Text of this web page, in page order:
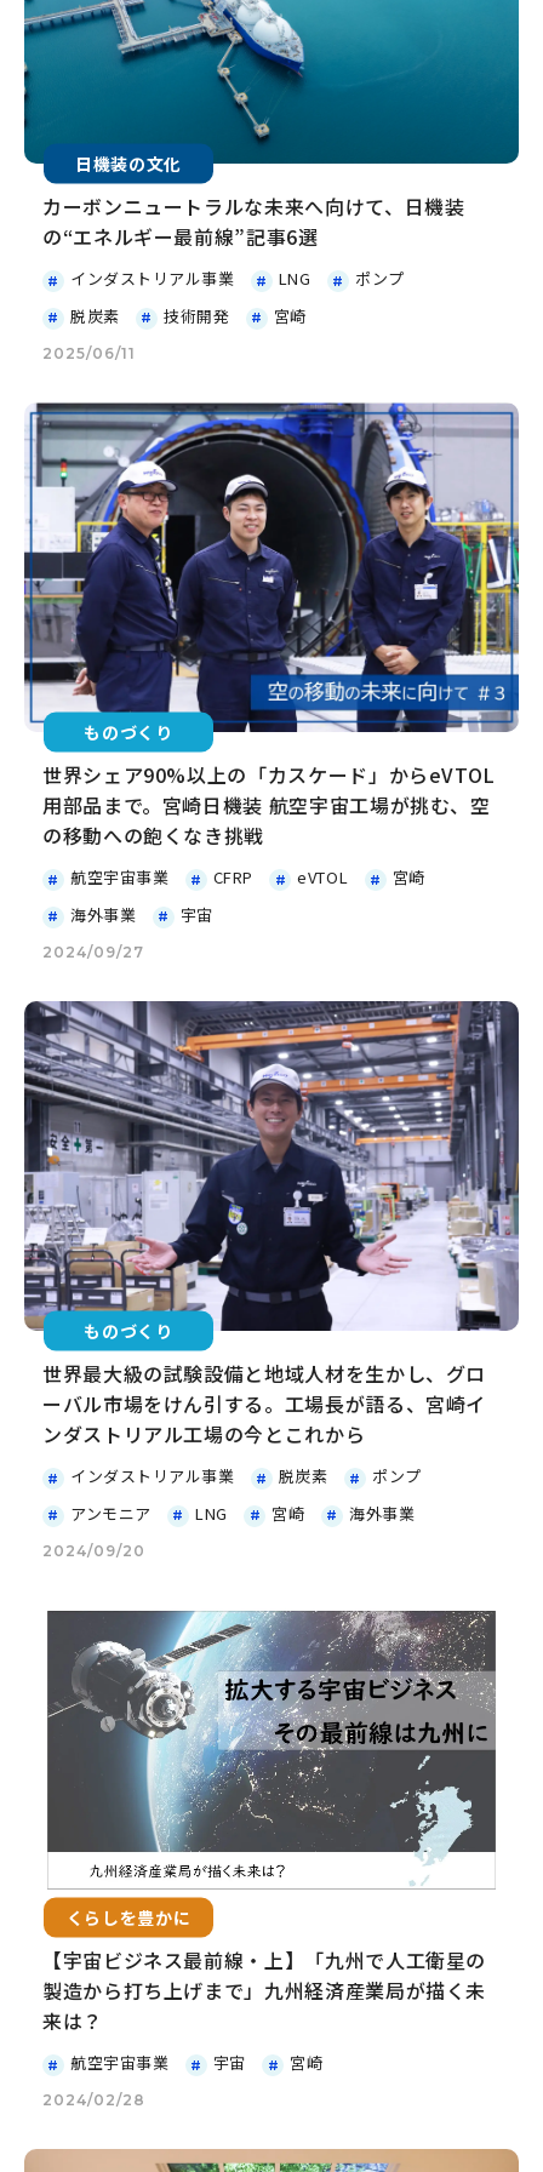
日機装の文化
カーボンニュートラルな未来へ向けて、日機装
の“エネルギー最前線”記事6選
インダストリアル事業 LNG
ポンプ
脱炭素
技術開発 宮崎
2025/06/11
ものづくり
世界シェア90%以上の「カスケード」からeVTOL
用部品まで。宮崎日機装 航空宇宙工場が挑む、空
の移動への飽くなき挑戦
航空宇宙事業 CFRP eVTOL
宮崎
海外事業
宇宙
2024/09/27
ものづくり
世界最大級の試験設備と地域人材を生かし、グロ
ーバル市場をけん引する。工場長が語る、宮崎イ
ンダストリアル工場の今とこれから
インダストリアル事業 脱炭素
ポンプ
アンモニア
LNG 宮崎 海外事業
2024/09/20
くらしを豊かに
【宇宙ビジネス最前線・上】「九州で人工衛星の
製造から打ち上げまで」九州経済産業局が描く未
来は？
航空宇宙事業 宇宙 宮崎
2024/02/28